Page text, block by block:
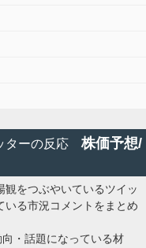
ターの反応 株価予想/
観をつぶやいているツイッ
いる市況コメントをまとめ
・話題になっている材